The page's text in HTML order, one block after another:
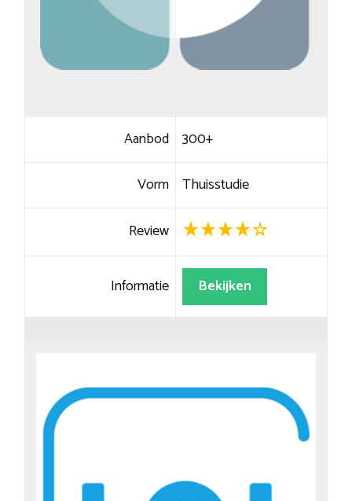
Aanbod 300+
Vorm Thuisstudie
Review
Informatie Bekijken